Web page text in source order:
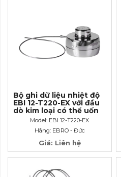
Bộ ghi dữ liệu nhiệt độ
EBI 12-T220-EX với đầu
dò kim loại có thể uốn
cong dài 250mm
Model: EBI 12-T220-EX
Hãng: EBRO - Đức
Giá: Liên hệ